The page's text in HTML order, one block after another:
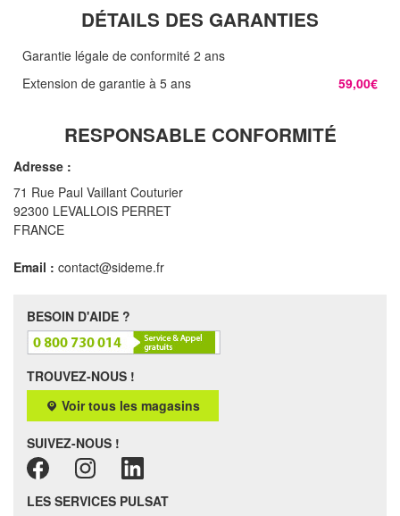
DÉTAILS DES GARANTIES
Garantie légale de conformité 2 ans
Extension de garantie à 5 ans
59,00€
RESPONSABLE CONFORMITÉ
Adresse :
71 Rue Paul Vaillant Couturier
92300 LEVALLOIS PERRET
FRANCE
Email : contact@sideme.fr
BESOIN D'AIDE ?
TROUVEZ-NOUS !
Voir tous les magasins
SUIVEZ-NOUS !
LES SERVICES PULSAT